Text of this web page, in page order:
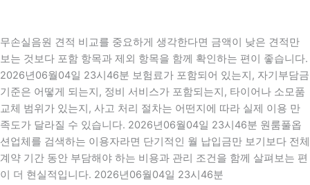
무손실음원 견적 비교를 중요하게 생각한다면 금액이 낮은 견적만
보는 것보다 포함 항목과 제외 항목을 함께 확인하는 편이 좋습니다.
2026년06월04일 23시46분 보험료가 포함되어 있는지, 자기부담금
기준은 어떻게 되는지, 정비 서비스가 포함되는지, 타이어나 소모품
교체 범위가 있는지, 사고 처리 절차는 어떤지에 따라 실제 이용 만
족도가 달라질 수 있습니다. 2026년06월04일 23시46분 원룸풀옵
션업체를 검색하는 이용자라면 단기적인 월 납입금만 보기보다 전체
계약 기간 동안 부담해야 하는 비용과 관리 조건을 함께 살펴보는 편
이 더 현실적입니다. 2026년06월04일 23시46분